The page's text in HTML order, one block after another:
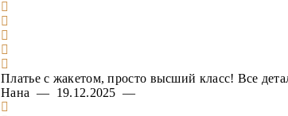
Платье с жакетом, просто высший класс! Все
Нана — 19.12.2025 —